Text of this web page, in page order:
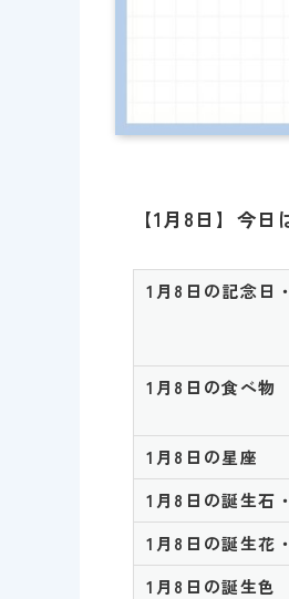
【1月8日】今
1月8日の記念日
1月8日の食べ物
1月8日の星座
1月8日の誕生石
1月8日の誕生花
1月8日の誕生色